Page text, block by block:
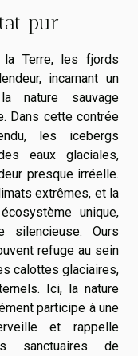
pur
la Terre, les fjords
incarnant un
nature sauvage
Dans cette contrée
les icebergs
eaux glaciales,
presque irréelle.
extrêmes, et la
unique,
silencieuse. Ours
refuge au sein
calottes glaciaires,
Ici, la nature
participe à une
et rappelle
sanctuaires de